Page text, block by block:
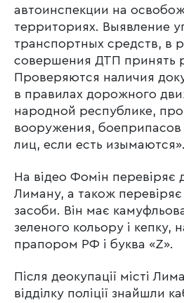
автоинспекции на
территориях. Выявление
транспортных средств, в
совершения ДТП принять
Проверяются наличия
в правилах дорожного
народной республике,
вооружения, боеприпасов
лиц, если есть изымаются».
На відео Фомін перевіряє
Лиману, а також перевіряє
засоби. Він має
зеленого кольору і кепку,
прапором РФ і буква «Z».
Після деокупації місті
відділку поліції знайшли